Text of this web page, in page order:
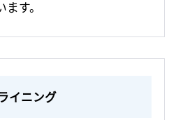
す。
イニング